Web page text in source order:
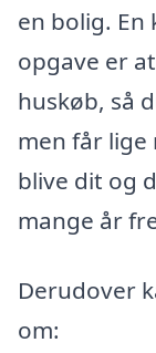
en bolig.
opgave er
huskøb, så
men får lige
blive dit og
mange år
Derudover
om: